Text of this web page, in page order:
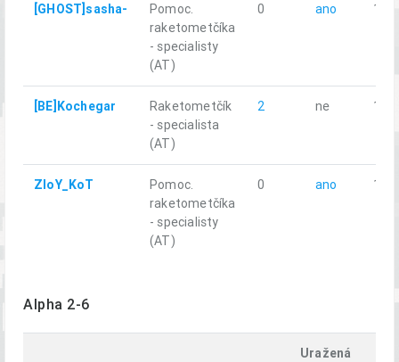
[GHOST]sasha-
Pomoc.
raketometčíka
- specialisty
(AT)
0 ano
[BE]Kochegar
Raketometčík
- specialista
(AT)
2 ne
ZloY_KoT
Pomoc.
raketometčíka
- specialisty
(AT)
0 ano
Alpha 2-6
Uražená